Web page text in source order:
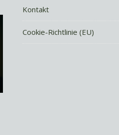
Kontakt
Cookie-Richtlinie (EU)